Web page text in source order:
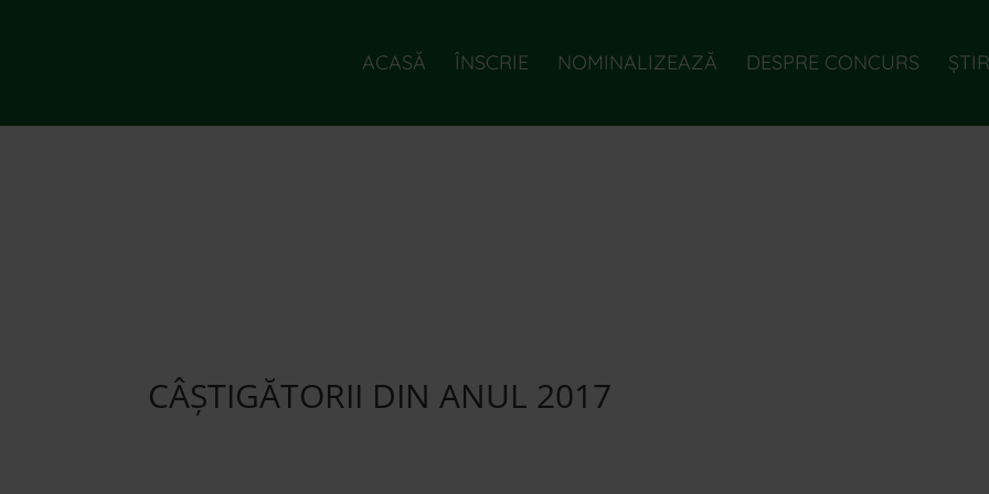
ACASĂ ÎNSCRIE NOMINALIZEAZĂ DESPRE CONCURS
CÂȘTIGĂTORII DIN ANUL 2017